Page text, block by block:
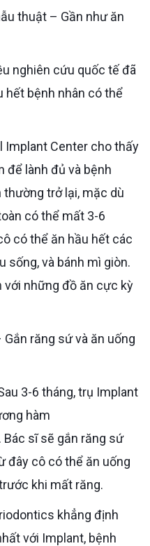
hết bệnh nhân có thể
để lành đủ và bệnh
trở lại, mặc dù
có thể mất 3-6
có thể ăn hầu hết các
sống, và bánh mì giòn.
với những đồ ăn cực kỳ
hàm
sĩ sẽ gắn răng sứ
đây cô có thể ăn uống
khi mất răng.
với Implant, bệnh